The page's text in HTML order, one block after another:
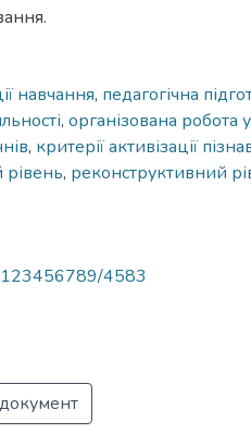
навчання, педагогічна
, організована робота
, критерії активізації
, реконструктивний
123456789/4583